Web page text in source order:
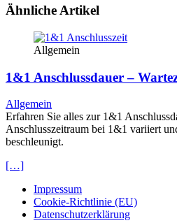
Ähnliche Artikel
Allgemein
1&1 Anschlussdauer –
Allgemein
Erfahren Sie alles zur 1&1
Anschlusszeitraum bei 1&1 variiert
beschleunigt.
[…]
Impressum
Cookie-Richtlinie (EU)
Datenschutzerklärung